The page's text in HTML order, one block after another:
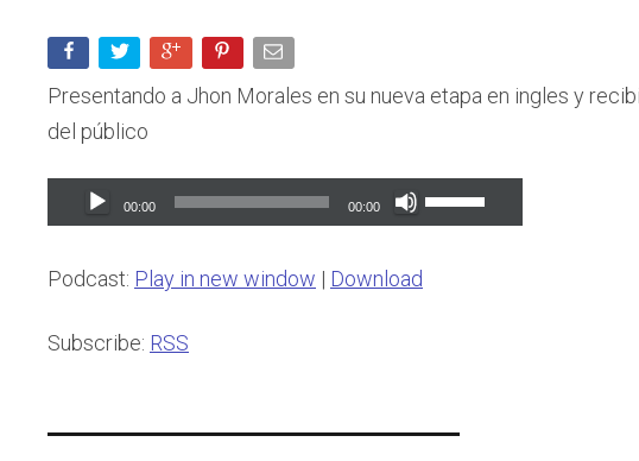
Presentando a Jhon Morales en su nueva etapa en ingles y
del público
Audio
Player
00:00 00:00
Use
Up/Down
Podcast: Play in new window | Download
Subscribe: RSS